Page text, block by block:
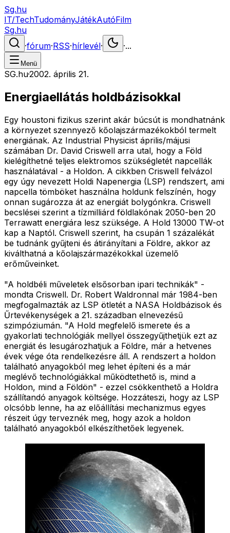
Sg.hu
IT/TechTudományJátékAutóFilm
Sg.hu
·fórum·RSS·hírlevél· ·...
Menü
SG.hu·2002. április 21.
Energiaellátás holdbázisokkal
Egy houstoni fizikus szerint akár búcsút is mondhatnánk
a környezet szennyező kőolajszármazékokból termelt
energiának. Az Industrial Physicist április/májusi
számában Dr. David Criswell arra utal, hogy a Föld
kielégíthetné teljes elektromos szükségletét napcellák
használatával - a Holdon. A cikkben Criswell felvázol
egy úgy nevezett Holdi Napenergia (LSP) rendszert, ami
napcella tömböket használna holdunk felszínén, hogy
onnan sugározza át az energiát bolygónkra. Criswell
becslései szerint a tízmilliárd földlakónak 2050-ben 20
Terrawatt energiára lesz szüksége. A Hold 13000 TW-ot
kap a Naptól. Criswell szerint, ha csupán 1 százalékát
be tudnánk gyűjteni és átirányítani a Földre, akkor az
kiválthatná a kőolajszármazékokkal üzemelő
erőműveinket.
"A holdbéli műveletek elsősorban ipari technikák" -
mondta Criswell. Dr. Robert Waldronnal már 1984-ben
megfogalmazták az LSP ötletét a NASA Holdbázisok és
Űrtevékenységek a 21. században elnevezésű
szimpóziumán. "A Hold megfelelő ismerete és a
gyakorlati technológiák mellyel összegyűjthetjük ezt az
energiát és lesugározhatjuk a Földre, már a hetvenes
évek vége óta rendelkezésre áll. A rendszert a holdon
található anyagokból meg lehet építeni és a már
meglévő technológiákkal működtethető is, mind a
Holdon, mind a Földön" - ezzel csökkenthető a Holdra
szállítandó anyagok költsége. Hozzáteszi, hogy az LSP
olcsóbb lenne, ha az előállítási mechanizmus egyes
részeit úgy terveznék meg, hogy azok a holdon
található anyagokból elkészíthetőek legyenek.